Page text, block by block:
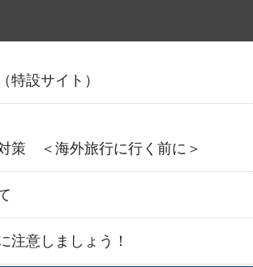
特設サイト）
策 ＜海外旅行に行く前に＞
注意しましょう！